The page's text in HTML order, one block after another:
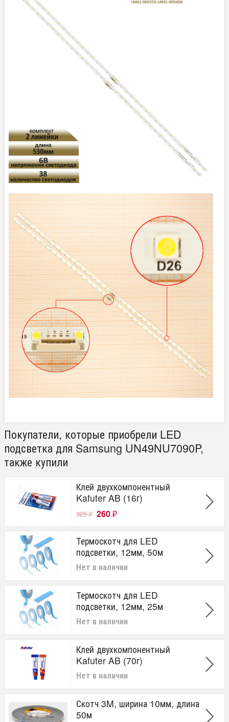
Покупатели, которые приобрели LED
подсветка для Samsung UN49NU7090P,
также купили
Клей двухкомпонентный
Kafuter AB (16г)
325₽ 260 ₽
Термоскотч для LED
подсветки, 12мм, 50м
Нет в наличии
Термоскотч для LED
подсветки, 12мм, 25м
Нет в наличии
Клей двухкомпонентный
Kafuter AB (70г)
Нет в наличии
Скотч 3M, ширина 10мм, длина
50м